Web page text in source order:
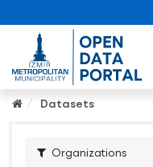
Datasets
Organizations